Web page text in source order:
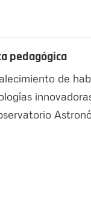
pedagógica
de